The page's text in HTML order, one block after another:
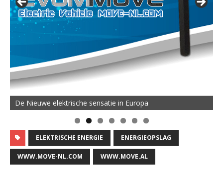
De Nieuwe elektrische sensatie in Europa
ELEKTRISCHE ENERGIE ENERGIEOPSLAG
WWW.MOVE-NL.COM WWW.MOVE.AL